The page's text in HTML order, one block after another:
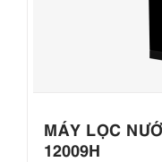
MÁY LỌC
12009H